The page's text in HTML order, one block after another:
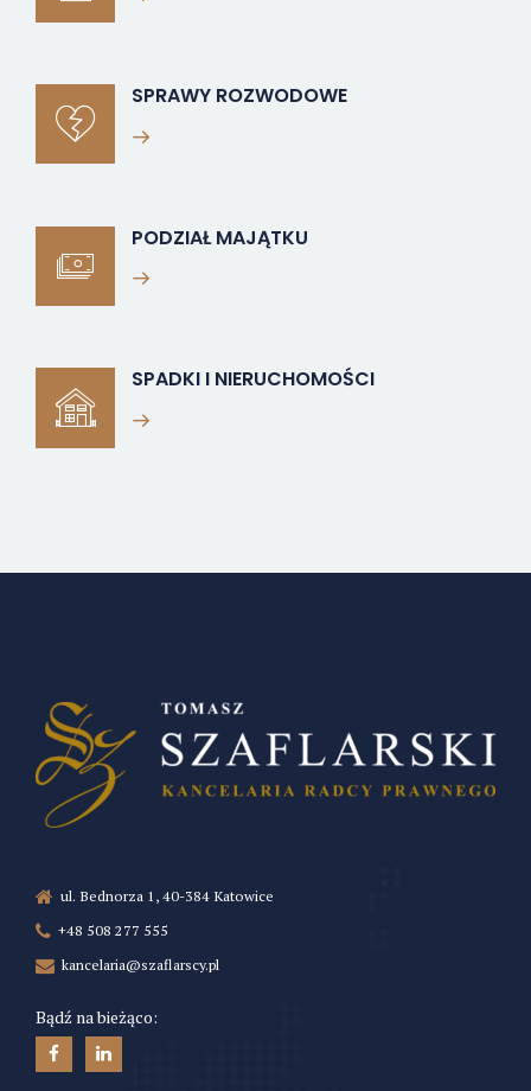
SPRAWY ROZWODOWE
PODZIAŁ MAJĄTKU
SPADKI I NIERUCHOMOŚCI
ul. Bednorza 1, 40-384 Katowice
+48 508 277 555
kancelaria@szaflarscy.pl
Bądź na bieżąco: